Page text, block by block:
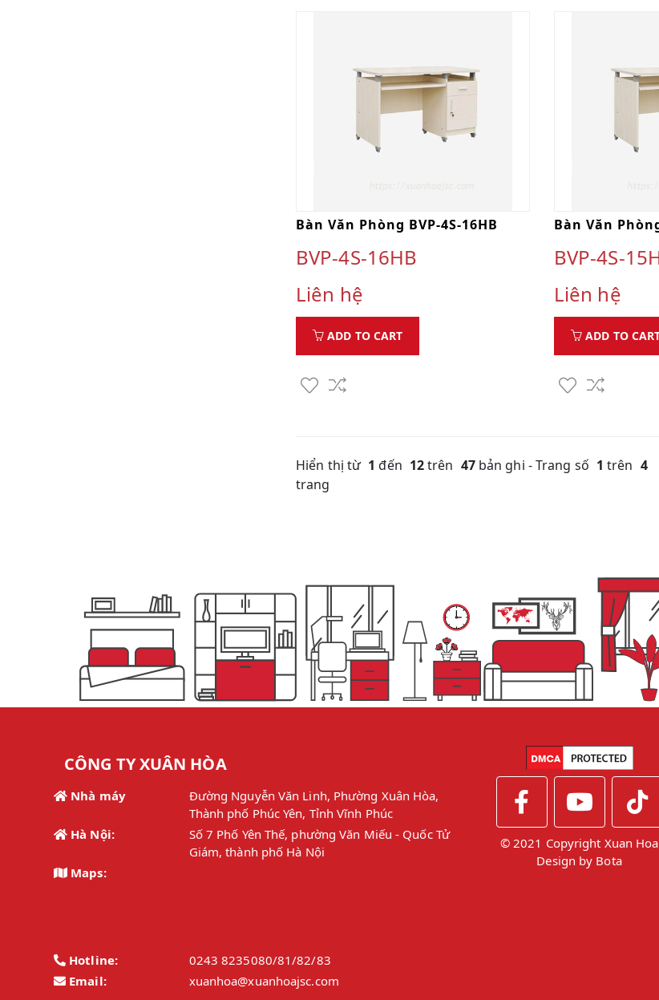
Bàn Văn Phòng BVP-4S-16HB
BVP-4S-16HB
Liên hệ
ADD TO CART
Bàn Văn
BVP-4S-
Liên hệ
ADD TO
Hiển thị từ 1đến 12trên 47 bản ghi - Trang số 1trên 4
trang
CÔNG TY XUÂN HÒA
Nhà máy
Đường Nguyễn Văn Linh, Phường Xuân Hòa,
Thành phố Phúc Yên, Tỉnh Vĩnh Phúc
Hà Nội:
Số 7 Phố Yên Thế, phường Văn Miếu - Quốc Tử
Giám, thành phố Hà Nội
Maps:
Hotline:
0243 8235080/81/82/83
Email:
xuanhoa@xuanhoajsc.com
© 2021 Copyright Xuan Hoa
Design by Bota